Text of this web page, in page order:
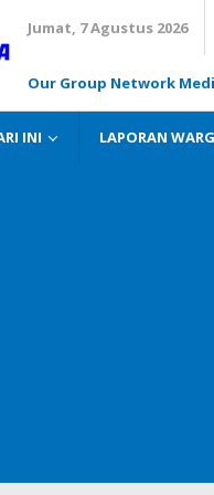
Jumat, 7 Agustus 2026
Our Group Network
INI LAPORAN